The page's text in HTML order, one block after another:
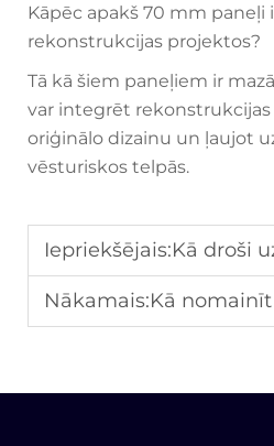
Kāpēc apakš 70 mm paneļi
rekonstrukcijas projektos?
Tā kā šiem paneļiem ir
var integrēt
oriģinālo dizainu un ļaujot
vēsturiskos telpās.
Iepriekšējais:Kā droši uzstādīt LED
Nākamais:Kā nomainīt bojātos LED